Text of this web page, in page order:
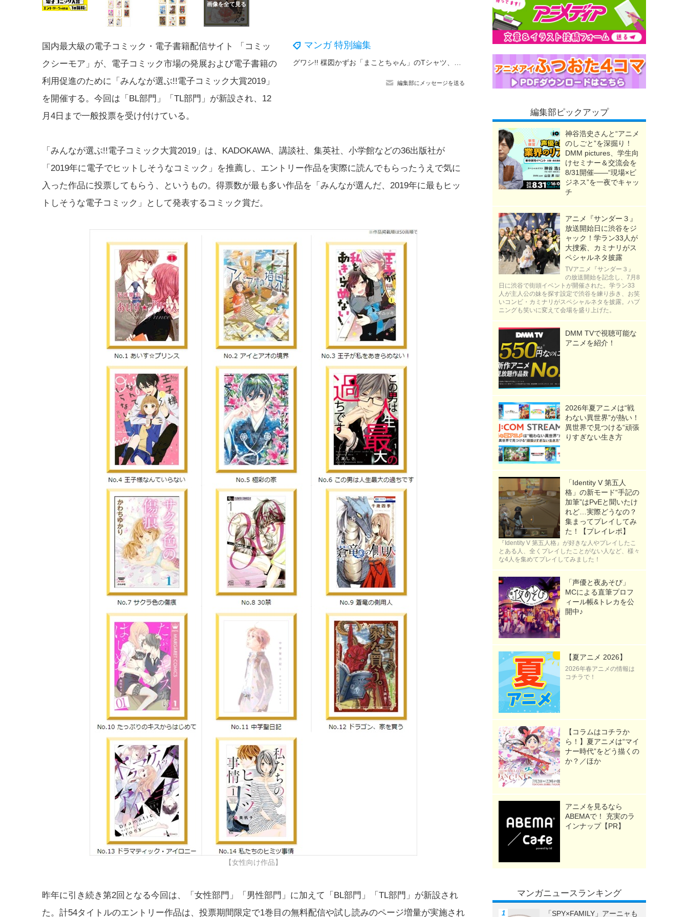
マンガ 特別編集
編集部にメッセージを送る
国内最大級の電子コミック・電子書籍配信サイト 「コミッ
クシーモア」が、電子コミック市場の発展および電子書籍の
利用促進のために「みんなが選ぶ!!電子コミック大賞2019」
を開催する。今回は「BL部門」「TL部門」が新設され、12
月4日まで一般投票を受け付けている。
「みんなが選ぶ!!電子コミック大賞2019」は、KADOKAWA、講談社、集英社、小学館などの36出版社が
「2019年に電子でヒットしそうなコミック」を推薦し、エントリー作品を実際に読んでもらったうえで気に
入った作品に投票してもらう、というもの。得票数が最も多い作品を「みんなが選んだ、2019年に最もヒッ
トしそうな電子コミック」として発表するコミック賞だ。
【女性向け作品】
昨年に引き続き第2回となる今回は、「女性部門」「男性部門」に加えて「BL部門」「TL部門」が新設され
た。計54タイトルのエントリー作品は、投票期間限定で1巻目の無料配信や試し読みのページ増量が実施され
編集部ピックアップ
神谷浩史さんと“アニメ
のしごと”を深掘り！
DMM pictures、学生向
けセミナー＆交流会を
8/31開催――“現場×ビ
ジネス”を一夜でキャッ
チ
アニメ『サンダー３』
放送開始日に渋谷をジ
ャック！学ラン33人が
大捜索、カミナリがス
ペシャルネタ披露
TVアニメ『サンダー３』
の放送開始を記念し、7月8
日に渋谷で街頭イベントが開催された。学ラン33
人が主人公の妹を探す設定で渋谷を練り歩き、お笑
いコンビ・カミナリがスペシャルネタを披露。ハプ
ニングも笑いに変えて会場を盛り上げた。
DMM TVで視聴可能な
アニメを紹介！
2026年夏アニメは“戦
わない異世界”が熱い！
異世界で見つける“頑張
りすぎない生き方
「Identity V 第五人
格」の新モード“手記の
加筆”はPvEと聞いたけ
れど…実際どうなの？
集まってプレイしてみ
た！【プレイレポ】
『Identity V 第五人格』が好きな人やプレイしたこ
とある人、全くプレイしたことがない人など、様々
な4人を集めてプレイしてみました！
「声優と夜あそび」
MCによる直筆プロフ
ィール帳&トレカを公
開中♪
【夏アニメ 2026】
2026年春アニメの情報は
コチラで！
【コラムはコチラか
ら！】夏アニメは“マイ
ナー時代”をどう描くの
か？／ほか
アニメを見るなら
ABEMAで！ 充実のラ
インナップ【PR】
マンガニュースランキング
「SPY×FAMILY」アーニャも